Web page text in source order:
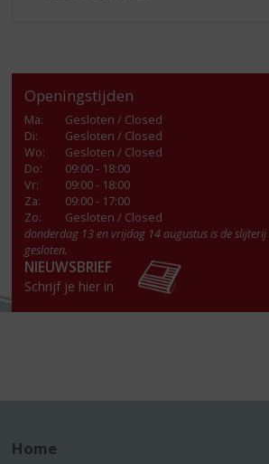
Openingstijden
Ma:
Gesloten / Closed
Di:
Gesloten / Closed
Wo:
Gesloten / Closed
Do:
09:00 - 18:00
Vr:
09:00 - 18:00
Za:
09:00 - 17:00
Zo:
Gesloten / Closed
donderdag 13 en vrijdag 14 augustus is de
gesloten.
NIEUWSBRIEF
Schrijf je hier in
Home